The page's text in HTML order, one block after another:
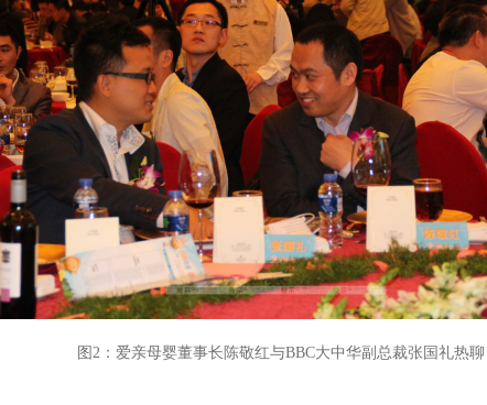
图2：爱亲母婴董事长陈敬红与BBC大中华副总裁张国礼热聊